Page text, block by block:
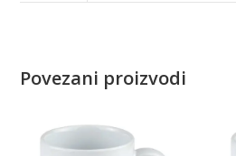
Povezani proizvodi